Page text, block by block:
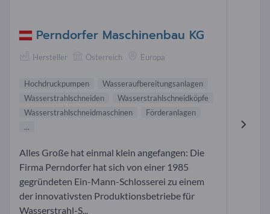
Perndorfer Maschinenbau KG
Hersteller Österreich Europa
Hochdruckpumpen
Wasseraufbereitungsanlagen
Wasserstrahlschneiden
Wasserstrahlschneidköpfe
Wasserstrahlschneidmaschinen
Förderanlagen
...
Alles Große hat einmal klein angefangen: Die
Firma Perndorfer hat sich von einer 1985
gegründeten Ein-Mann-Schlosserei zu einem
der innovativsten Produktionsbetriebe für
Wasserstrahl-S...